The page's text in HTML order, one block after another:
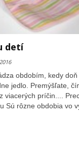
detí
obdobím, kedy
jedlo. Premýšľate,
viacerých príčin....
Sú rôzne obdobia vo